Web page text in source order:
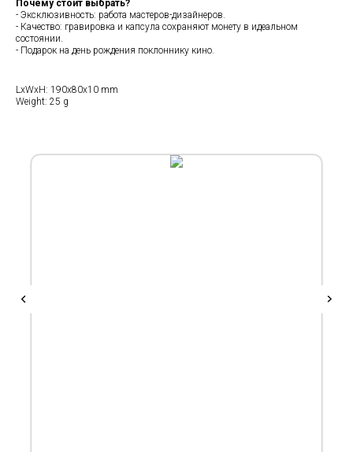
Почему стоит выбрать?
- Эксклюзивность: работа мастеров-дизайнеров.
- Качество: гравировка и капсула сохраняют монету в идеальном
состоянии.
- Подарок на день рождения поклоннику кино.
LxWxH: 190x80x10 mm
Weight: 25 g